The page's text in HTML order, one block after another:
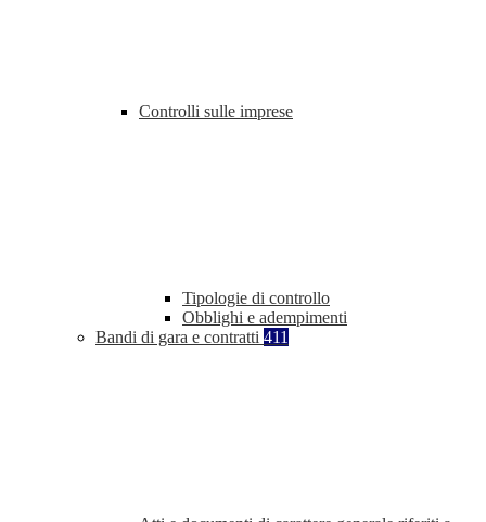
Controlli sulle imprese
Tipologie di controllo
Obblighi e adempimenti
Bandi di gara e contratti 411